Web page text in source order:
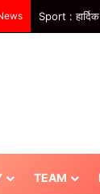
Sport : IND
TEAM